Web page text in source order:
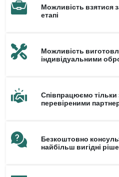
Можливість взятися
етапі
Можливість
індивідуальними
Співпрацюємо тільки
перевіреними
Безкоштовно
найбільш вигідні